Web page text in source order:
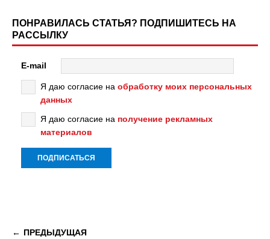
ПОНРАВИЛАСЬ СТАТЬЯ? ПОДПИШИТЕСЬ НА
РАССЫЛКУ
E-mail
Я даю согласие на обработку моих персональных
данных
Я даю согласие на получение рекламных
материалов
ПРЕДЫДУЩАЯ